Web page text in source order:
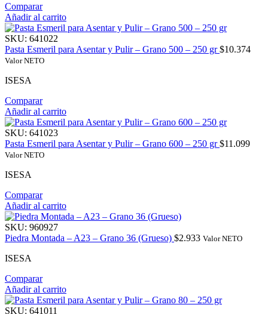
Comparar
Añadir al carrito
SKU: 641022
Pasta Esmeril para Asentar y Pulir – Grano 500 – 250 gr$10.374
Valor NETO
ISESA
Comparar
Añadir al carrito
SKU: 641023
Pasta Esmeril para Asentar y Pulir – Grano 600 – 250 gr$11.099
Valor NETO
ISESA
Comparar
Añadir al carrito
SKU: 960927
Piedra Montada – A23 – Grano 36 (Grueso) $2.933 Valor NETO
ISESA
Comparar
Añadir al carrito
SKU: 641011